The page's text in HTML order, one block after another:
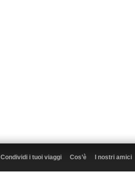
Condividi i tuoi viaggi Cos’è I nostri amici